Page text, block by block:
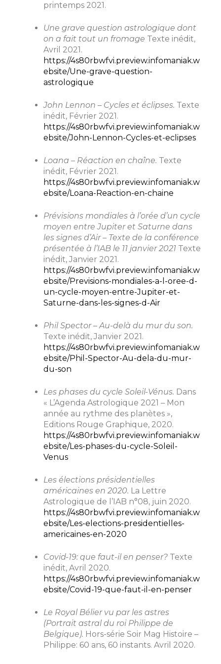
printemps 2021.
Une grave question astrologique dont
on a fait tout un fromage Texte inédit,
Avril 2021.
https://4s80rbwfvi.preview.infomaniak.w
ebsite/Une-grave-question-
astrologique
John Lennon – Cycles et éclipses. Texte
inédit, Février 2021.
https://4s80rbwfvi.preview.infomaniak.w
ebsite/John-Lennon-Cycles-et-eclipses
Loana – Réaction en chaîne. Texte
inédit, Février 2021.
https://4s80rbwfvi.preview.infomaniak.w
ebsite/Loana-Reaction-en-chaine
Prévisions mondiales à l’orée d’un cycle
moyen entre Jupiter et Saturne dans
les signes d’Air – Texte de la conférence
présentée à l’IAB le 11 janvier 2021 Texte
inédit, Janvier 2021.
https://4s80rbwfvi.preview.infomaniak.w
ebsite/Previsions-mondiales-a-l-oree-d-
un-cycle-moyen-entre-Jupiter-et-
Saturne-dans-les-signes-d-Air
Phil Spector – Au-delà du mur du son.
Texte inédit, Janvier 2021.
https://4s80rbwfvi.preview.infomaniak.w
ebsite/Phil-Spector-Au-dela-du-mur-
du-son
Les phases du cycle Soleil-Vénus. Dans
« L’Agenda Astrologique 2021 – Mon
année au rythme des planètes »,
Editions Rouge Graphique, 2020.
https://4s80rbwfvi.preview.infomaniak.w
ebsite/Les-phases-du-cycle-Soleil-
Venus
Les élections présidentielles
américaines en 2020. La Lettre
Astrologique de l’IAB n°08, juin 2020.
https://4s80rbwfvi.preview.infomaniak.w
ebsite/Les-elections-presidentielles-
americaines-en-2020
Covid-19: que faut-il en penser? Texte
inédit, Avril 2020.
https://4s80rbwfvi.preview.infomaniak.w
ebsite/Covid-19-que-faut-il-en-penser
Le Royal Bélier vu par les astres
(Portrait astral du roi Philippe de
Belgique). Hors-série Soir Mag Histoire –
Philippe: 60 ans, 60 instants. Avril 2020.